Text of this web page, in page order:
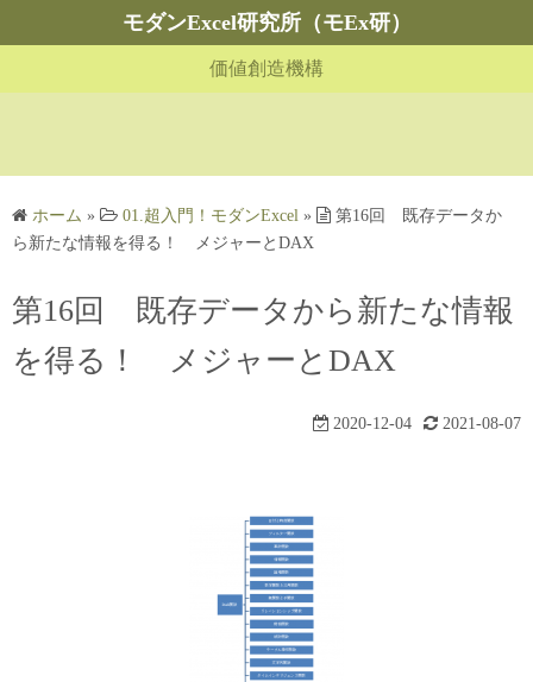
ン
モダンExcel研究所（モEx研）
価値創造機構
ホーム » 01.超入門！モダンExcel »
第16回 既存データか
ら新たな情報を得る！ メジャーとDAX
第16回 既存データから新たな情報
を得る！ メジャーとDAX
2020-12-04 2021-08-07